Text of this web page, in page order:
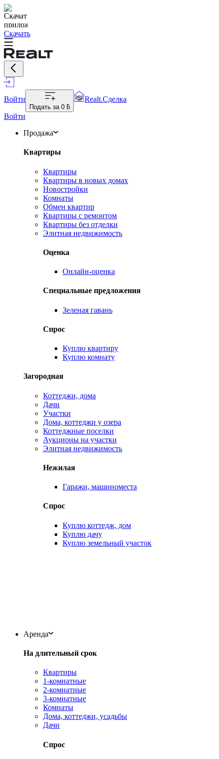
Скачать
Войти
Подать за 0 ƃ
Realt.Сделка
Войти
Продажа
Квартиры
Квартиры
Квартиры в новых домах
Новостройки
Комнаты
Обмен квартир
Квартиры с ремонтом
Квартиры без отделки
Элитная недвижимость
Оценка
Онлайн-оценка
Специальные предложения
Зеленая гавань
Спрос
Куплю квартиру
Куплю комнату
Загородная
Коттеджи, дома
Дачи
Участки
Дома, коттеджи у озера
Коттеджные поселки
Аукционы на участки
Элитная недвижимость
Нежилая
Гаражи, машиноместа
Спрос
Куплю коттедж, дом
Куплю дачу
Куплю земельный участок
Аренда
На длительный срок
Квартиры
1-комнатные
2-комнатные
3-комнатные
Комнаты
Дома, коттеджи, усадьбы
Дачи
Спрос